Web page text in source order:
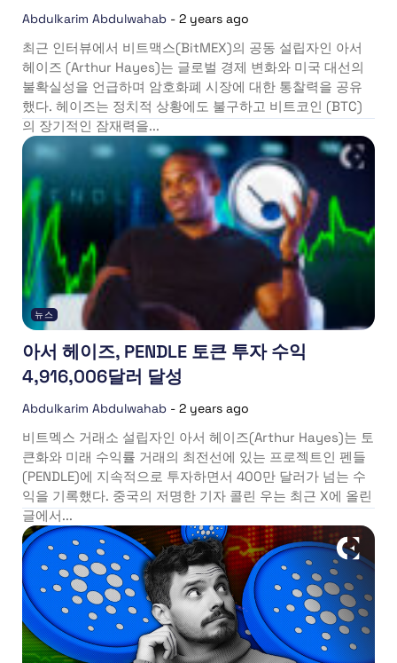
Abdulkarim Abdulwahab - 2 years ago
최근 인터뷰에서 비트맥스(BitMEX)의 공동 설립자인 아서
헤이즈 (Arthur Hayes)는 글로벌 경제 변화와 미국 대선의
불확실성을 언급하며 암호화폐 시장에 대한 통찰력을 공유
했다. 헤이즈는 정치적 상황에도 불구하고 비트코인 (BTC)
의 장기적인 잠재력을...
뉴스
아서 헤이즈, PENDLE 토큰 투자 수익
4,916,006달러 달성
Abdulkarim Abdulwahab - 2 years ago
비트멕스 거래소 설립자인 아서 헤이즈(Arthur Hayes)는 토
큰화와 미래 수익률 거래의 최전선에 있는 프로젝트인 펜들
(PENDLE)에 지속적으로 투자하면서 400만 달러가 넘는 수
익을 기록했다. 중국의 저명한 기자 콜린 우는 최근 X에 올린
글에서...